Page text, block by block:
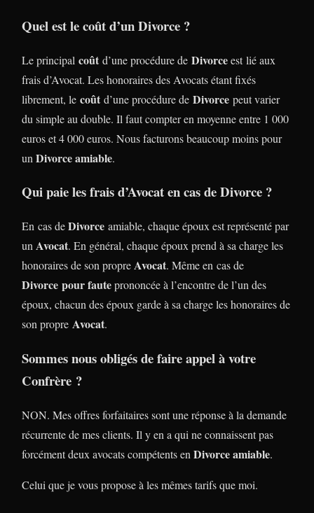
Quel est le coût d’un Divorce ?
Le principal coût d’une procédure de Divorceest lié aux
frais d’Avocat. Les honoraires des Avocats étant fixés
librement, le coût d’une procédure de Divorce peut varier
du simple au double. Il faut compter en moyenne entre 1 000
euros et 4 000 euros. Nous facturons beaucoup moins pour
un Divorce amiable.
Qui paie les frais d’Avocat en cas de Divorce ?
En cas deDivorce amiable, chaque époux est représenté par
un Avocat. En général, chaque époux prend à sa charge les
honoraires de son propreAvocat. Même en cas de
Divorce pour fauteprononcée à l’encontre de l’un des
époux, chacun des époux garde à sa charge les honoraires de
son propre Avocat.
Sommes nous obligés de faire appel à votre
Confrère ?
NON. Mes offres forfaitaires sont une réponse à la demande
récurrente de mes clients. Il y en a qui ne connaissent pas
forcément deux avocats compétents en Divorce amiable.
Celui que je vous propose à les mêmes tarifs que moi.